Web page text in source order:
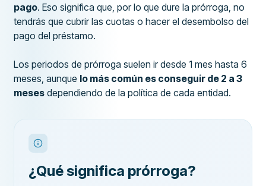
pago. Eso significa que, por lo que dure la prórroga, no
tendrás que cubrir las cuotas o hacer el desembolso del
pago del préstamo.
Los periodos de prórroga suelen ir desde 1 mes hasta 6
meses, aunque lo más común es conseguir de 2 a 3
meses dependiendo de la política de cada entidad.
¿Qué significa prórroga?